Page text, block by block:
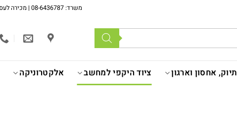
משרד: 08-6436787 | מכירה לעסקים רשומים בלבד | המחירים לא כוללים מע''מ |
תיוק, אחסון וארגון ציוד היקפי למחשב אלקטרוניקה